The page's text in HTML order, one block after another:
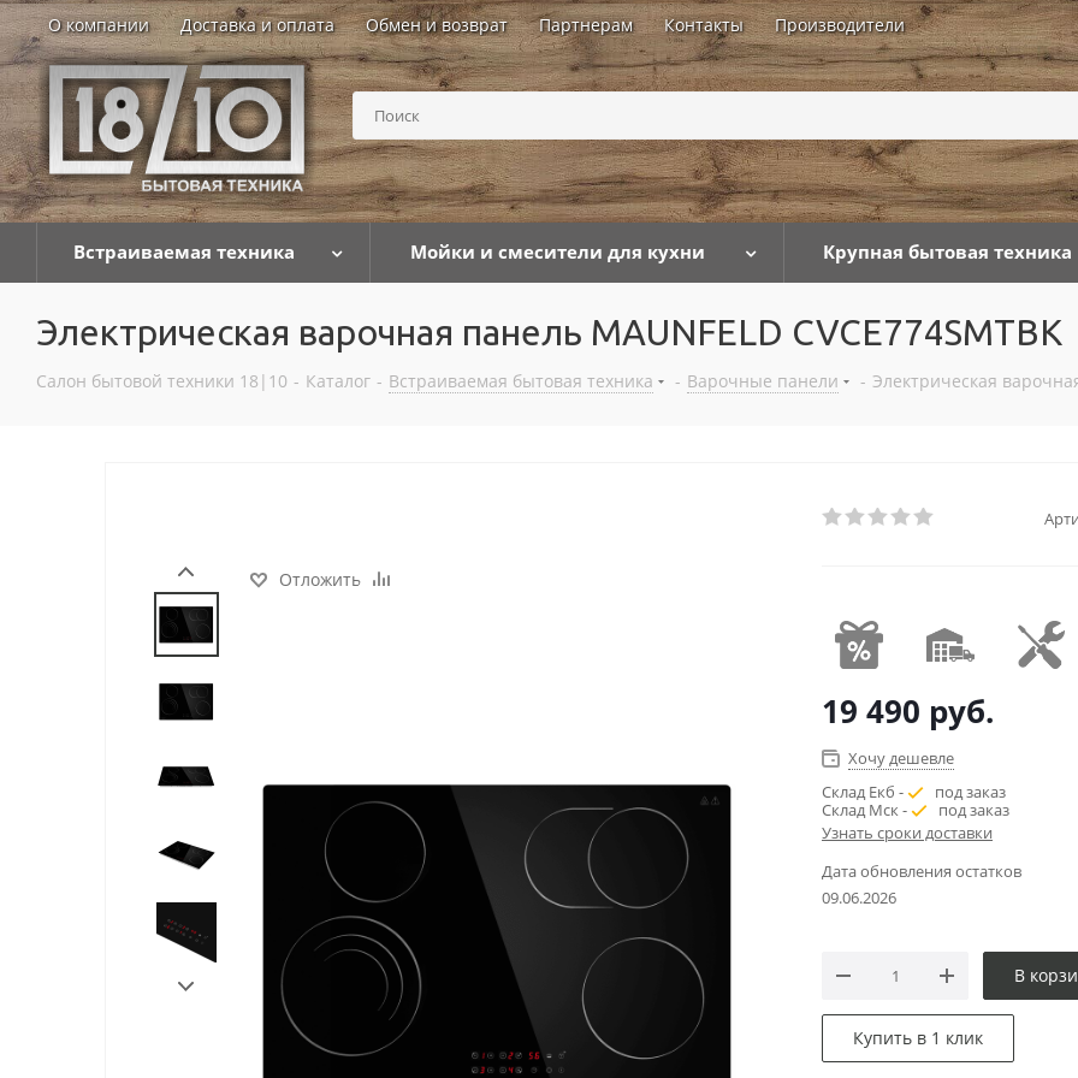
О компании Доставка и оплата Обмен и возврат Партнерам Контакты Производители ...
Встраиваемая техника Мойки и смесители для кухни Крупная бытовая техника
Электрическая варочная панель MAUNFELD CVCE774SMTBK
Салон бытовой техники 18|10 - Каталог - Встраиваемая бытовая техника - Варочные панели - Электрическая
Отложить
19 490 руб.
Хочу дешевле
Склад Екб -
под заказ
Склад Мск -
под заказ
Узнать сроки доставки
Дата обновления остатков
09.06.2026
В
Купить в 1 клик